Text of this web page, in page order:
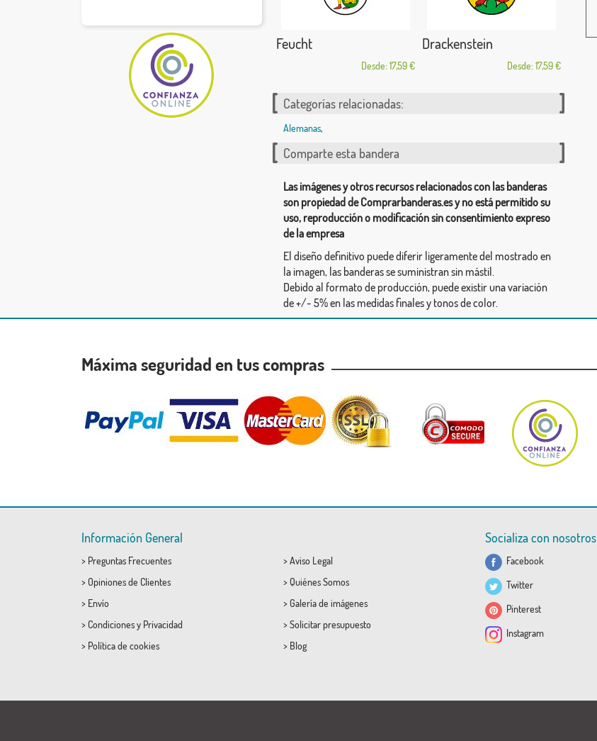
Feucht
Desde: 17,59 €
Drackenstein
Desde: 17,59 €
Categorías relacionadas:
Alemanas,
Comparte esta bandera
Las imágenes y otros recursos relacionados con las banderas
son propiedad de Comprarbanderas.es y no está permitido su
uso, reproducción o modificación sin consentimiento expreso
de la empresa
El diseño definitivo puede diferir ligeramente del mostrado en
la imagen, las banderas se suministran sin mástil.
Debido al formato de producción, puede existir una variación
de +/- 5% en las medidas finales y tonos de color.
Máxima seguridad en tus compras
Información General
> Preguntas Frecuentes
> Opiniones de Clientes
> Envío
> Condicionesy Privacidad
> Política de cookies
> Aviso Legal
> Quiénes Somos
> Galería de imágenes
> Solicitar presupuesto
> Blog
Socializa con nosotros
Facebook
Twitter
Pinterest
Instagram